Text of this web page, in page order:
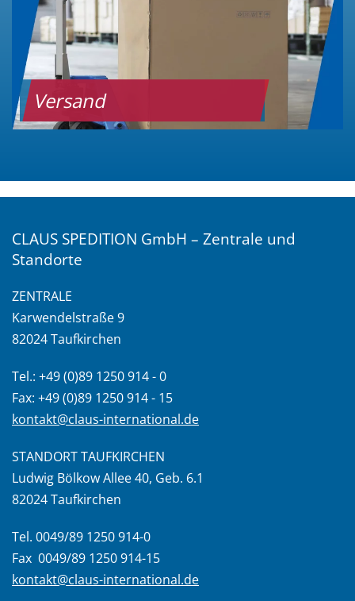
Versand
CLAUS SPEDITION GmbH – Zentrale und
Standorte
ZENTRALE
Karwendelstraße 9
82024 Taufkirchen
Tel.: +49 (0)89 1250 914 - 0
Fax: +49 (0)89 1250 914 - 15
kontakt@claus-international.de
STANDORT TAUFKIRCHEN
Ludwig Bölkow Allee 40, Geb. 6.1
82024 Taufkirchen
Tel. 0049/89 1250 914-0
Fax 0049/89 1250 914-15
kontakt@claus-international.de